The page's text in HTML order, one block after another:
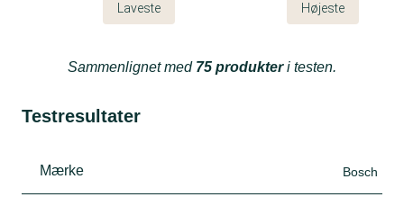
Laveste Højeste
Sammenlignet med 75 produkteri testen.
Testresultater
Mærke Bosch